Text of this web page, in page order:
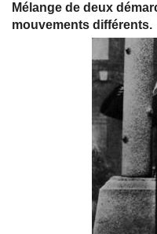
Mélange de deux
mouvements différents.